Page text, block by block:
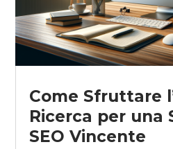
Come Sfruttare
Ricerca per una
SEO Vincente